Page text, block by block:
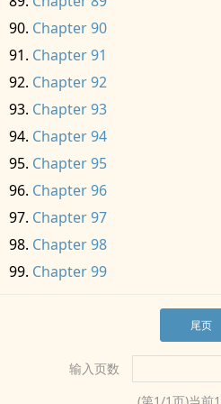
Chapter 90
Chapter 91
Chapter 92
Chapter 93
Chapter 94
Chapter 95
Chapter 96
Chapter 97
Chapter 98
Chapter 99
尾页
输入页数